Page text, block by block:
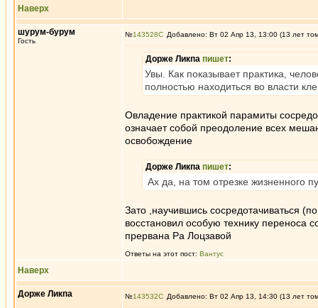
Наверх
шурум-бурум
Гость
№143528 Добавлено: Вт 02 Апр 13, 13:00 (13 лет
Дорже Ликпа пишет:
Увы. Как показывает практика,
полностью находиться во власти
Овладение практикой парамиты
означает собой преодоление всех
освобождение
Дорже Ликпа пишет:
Ах да, на том отрезке жизненного
Зато ,научившись сосредотачиваться
восстановил особую технику переноса
прервана Ра Лоцзавой
Ответы на этот пост: Вантус
Наверх
Дорже Ликпа №143532 Добавлено: Вт 02 Апр 13, 14:30 (13 лет